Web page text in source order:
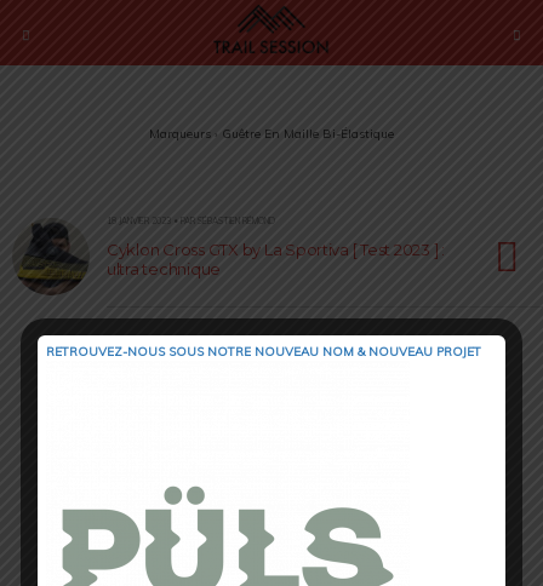
Marqueurs › Guêtre En Maille Bi-Élastique
18 JANVIER 2023 • PAR SÉBASTIEN RÉMOND
Cyklon Cross GTX by La Sportiva [ Test 2023 ] :
ultra technique
RETROUVEZ-NOUS SOUS NOTRE NOUVEAU NOM & NOUVEAU PROJET